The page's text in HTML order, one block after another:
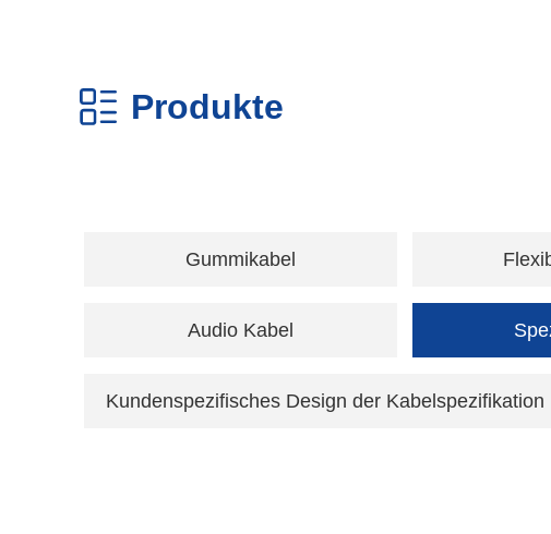
Produkte
Gummikabel
Audio Kabel
Kundenspezifisches Design der Kabelspezifikation